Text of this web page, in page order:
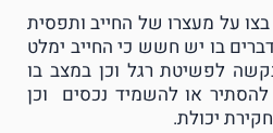
על מעצרו של החייב ותפסית
בו יש חשש כי החייב ימלט
לפשיטת רגל וכן במצב בו
או להשמיד נכסים וכן
יכולת.